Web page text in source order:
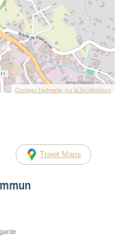
Corriger l’adresse ou la localisation
Trajet Maps